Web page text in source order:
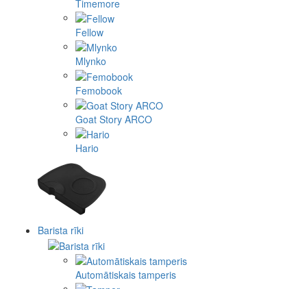
Timemore
Fellow
Mlynko
Femobook
Goat Story ARCO
Hario
Barista rīki
Automātiskais tamperis